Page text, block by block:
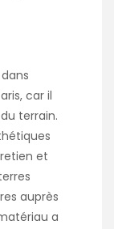
, car il
terrain.
et
auprès
a